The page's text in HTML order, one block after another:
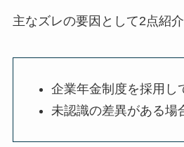
主なズレの要因 として2点紹介
企業年金制度を採用し
未認識の差異がある場